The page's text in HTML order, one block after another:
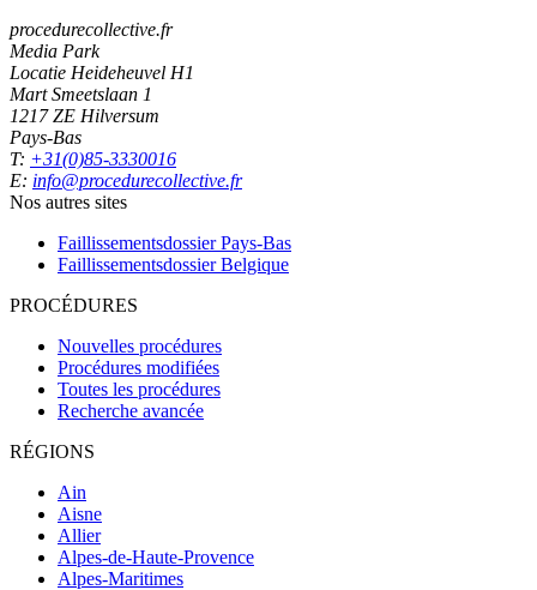
procedurecollective.fr
Media Park
Locatie Heideheuvel H1
Mart Smeetslaan 1
1217 ZE Hilversum
Pays-Bas
T: +31(0)85-3330016
E: info@procedurecollective.fr
Nos autres sites
Faillissementsdossier Pays-Bas
Faillissementsdossier Belgique
PROCÉDURES
Nouvelles procédures
Procédures modifiées
Toutes les procédures
Recherche avancée
RÉGIONS
Ain
Aisne
Allier
Alpes-de-Haute-Provence
Alpes-Maritimes